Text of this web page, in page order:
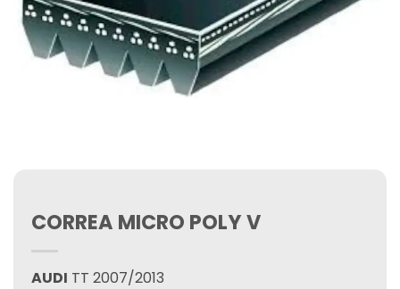
CORREA MICRO POLY V
AUDI TT 2007/2013